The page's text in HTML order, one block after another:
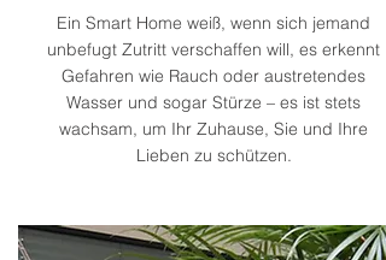
Ein Smart Home weiß, wenn sich jemand
unbefugt Zutritt verschaffen will, es erkennt
Gefahren wie Rauch oder austretendes
Wasser und sogar Stürze – es ist stets
wachsam, um Ihr Zuhause, Sie und Ihre
Lieben zu schützen.